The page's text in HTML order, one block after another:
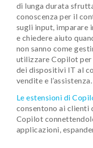
di lunga durata
conoscenza per il
sugli input, imparare
e chiedere aiuto
non sanno come
utilizzare Copilot per
dei dispositivi IT al
vendite e l’assistenza.
Le estensioni di
consentono ai
Copilot
applicazioni,